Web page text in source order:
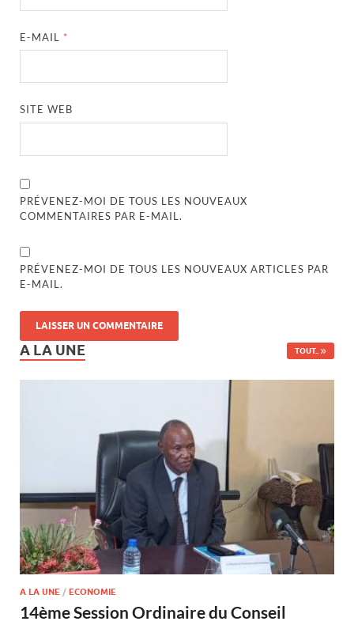
E-MAIL *
SITE WEB
PRÉVENEZ-MOI DE TOUS LES NOUVEAUX
COMMENTAIRES PAR E-MAIL.
PRÉVENEZ-MOI DE TOUS LES NOUVEAUX ARTICLES PAR
E-MAIL.
A LA UNE TOUT..
A LA UNE / ECONOMIE
14ème Session Ordinaire du Conseil